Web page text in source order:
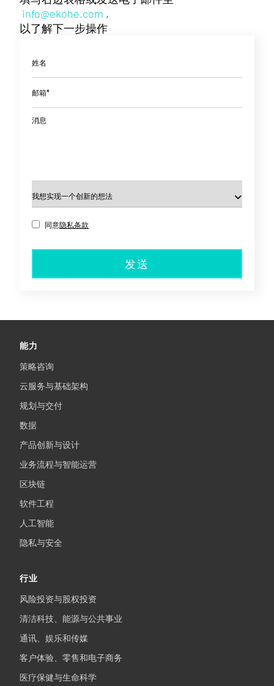
info@ekohe.com ,
以了解下一步操作
姓名
邮箱*
消息
同意隐私条款
发送
能力
策略咨询
云服务与基础架构
规划与交付
数据
产品创新与设计
业务流程与智能运营
区块链
软件工程
人工智能
隐私与安全
行业
风险投资与股权投资
清洁科技、能源与公共事业
通讯、娱乐和传媒
客户体验、零售和电子商务
医疗保健与生命科学